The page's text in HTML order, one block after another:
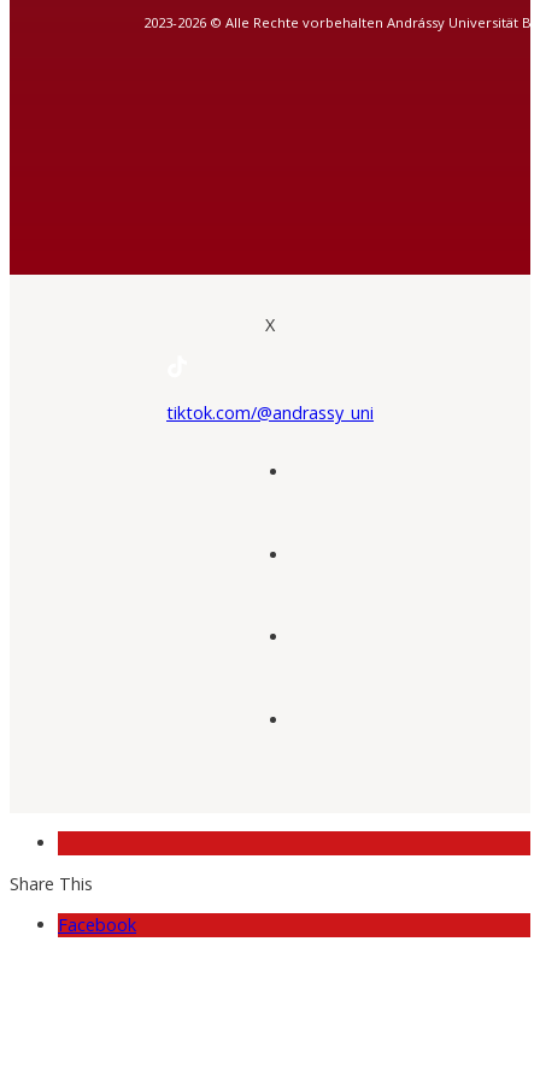
2023-2026 © Alle Rechte vorbehalten Andrássy Universität
X
tiktok.com/@andrassy_uni
Share This
Facebook